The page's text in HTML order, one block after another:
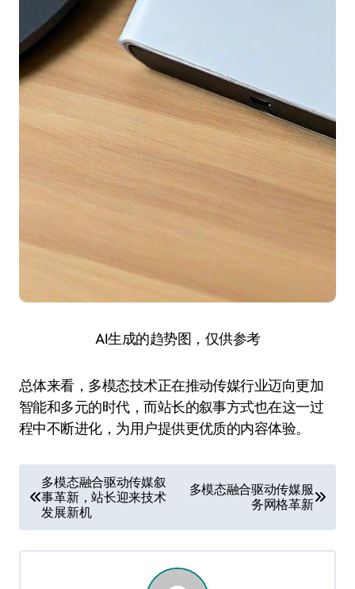
AI生成的趋势图，仅供参考
总体来看，多模态技术正在推动传媒行业迈向更加
智能和多元的时代，而站长的叙事方式也在这一过
程中不断进化，为用户提供更优质的内容体验。
章
导
航
多模态融合驱动传媒叙
事革新，站长迎来技术
发展新机
多模态融合驱动传媒服
务网格革新